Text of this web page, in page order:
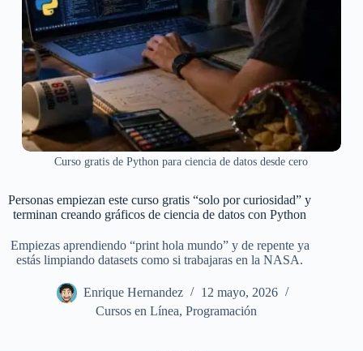
Curso gratis de Python para ciencia de datos desde cero
Personas empiezan este curso gratis “solo por curiosidad” y
terminan creando gráficos de ciencia de datos con Python
Empiezas aprendiendo “print hola mundo” y de repente ya
estás limpiando datasets como si trabajaras en la NASA.
Enrique Hernandez
12 mayo, 2026
Cursos en Línea, Programación